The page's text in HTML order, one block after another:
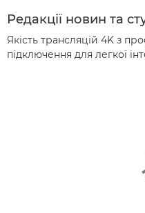
Редакції новин та
Якість трансляцій 4K з
підключення для легкої